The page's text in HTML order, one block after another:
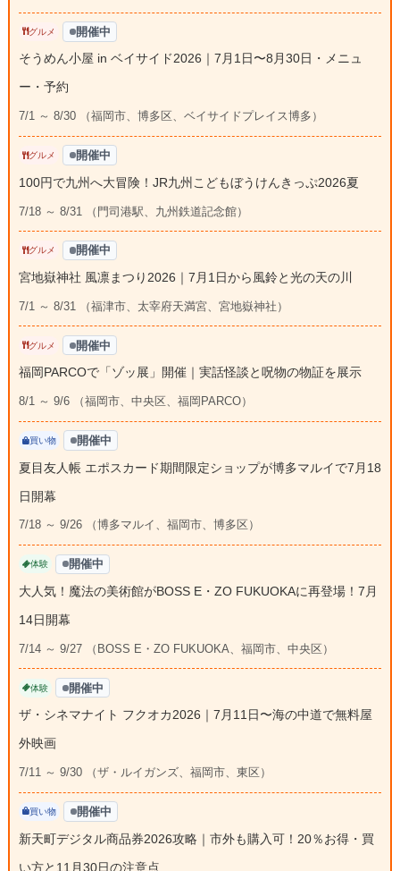
グルメ 開催中
そうめん小屋 in ベイサイド2026｜7月1日〜8月30日・メニュ
ー・予約
7/1 ～ 8/30 （福岡市、博多区、ベイサイドプレイス博多）
グルメ 開催中
100円で九州へ大冒険！JR九州こどもぼうけんきっぷ2026夏
7/18 ～ 8/31 （門司港駅、九州鉄道記念館）
グルメ 開催中
宮地嶽神社 風凛まつり2026｜7月1日から風鈴と光の天の川
7/1 ～ 8/31 （福津市、太宰府天満宮、宮地嶽神社）
グルメ 開催中
福岡PARCOで「ゾッ展」開催｜実話怪談と呪物の物証を展示
8/1 ～ 9/6 （福岡市、中央区、福岡PARCO）
買い物 開催中
夏目友人帳 エポスカード期間限定ショップが博多マルイで7月18
日開幕
7/18 ～ 9/26 （博多マルイ、福岡市、博多区）
体験 開催中
大人気！魔法の美術館がBOSS E・ZO FUKUOKAに再登場！7月
14日開幕
7/14 ～ 9/27 （BOSS E・ZO FUKUOKA、福岡市、中央区）
体験 開催中
ザ・シネマナイト フクオカ2026｜7月11日〜海の中道で無料屋
外映画
7/11 ～ 9/30 （ザ・ルイガンズ、福岡市、東区）
買い物 開催中
新天町デジタル商品券2026攻略｜市外も購入可！20％お得・買
い方と11月30日の注意点